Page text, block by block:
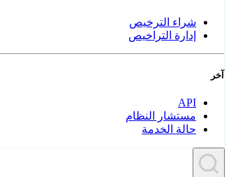
شراء الترخيص
إدارة التراخيص
آخر
API
مستشار النظام
حالة الخدمة